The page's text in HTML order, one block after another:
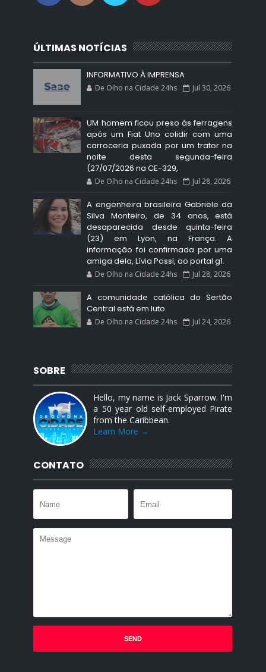
ÚLTIMAS NOTÍCIAS
INFORMATIVO À IMPRENSA
De Olho na Cidade 24hs Jul 30, 2026
UM homem ficou preso às ferragens
após um Fiat Uno colidir com uma
carroceria puxada por um trator na
noite desta segunda-feira
(27/07/2026 na CE-329,
De Olho na Cidade 24hs Jul 28, 2026
A engenheira brasileira Gabriele da
Silva Monteiro, de 34 anos, está
desaparecida desde quinta-feira
(23) em Lyon, na França. A
informação foi confirmada por uma
amiga dela, Lívia Possi, ao portal g1.
De Olho na Cidade 24hs Jul 28, 2026
A comunidade católica do Sertão
Central está em luto.
De Olho na Cidade 24hs Jul 24, 2026
SOBRE
Hello, my name is Jack Sparrow. I'm
a 50 year old self-employed Pirate
from the Caribbean.
Learn More →
CONTATO